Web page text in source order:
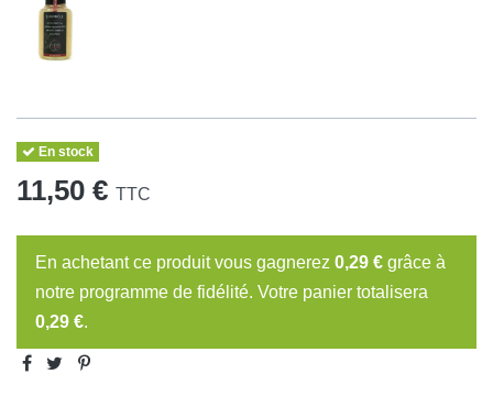
En stock
11,50 € TTC
En achetant ce produit vous gagnerez 0,29 € grâce à
notre programme de fidélité. Votre panier totalisera
0,29 €.